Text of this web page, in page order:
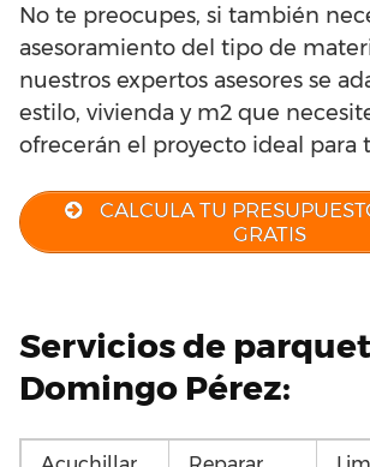
No te preocupes, si también
asesoramiento del tipo de
nuestros expertos asesores se
estilo, vivienda y m2 que
ofrecerán el proyecto ideal para
CALCULA TU
GRATIS
Servicios de
Domingo Pérez: